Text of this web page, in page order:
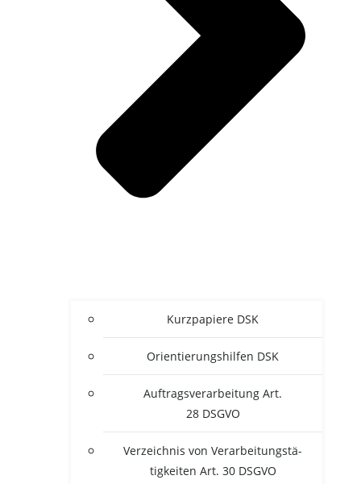
Kurz­pa­pie­re DSK
Ori­en­tie­rungs­hil­fen DSK
Auf­trags­ver­ar­bei­tung Art.
28 DSGVO
Ver­zeich­nis von Ver­ar­bei­tungs­tä­
tig­kei­ten Art. 30 DSGVO